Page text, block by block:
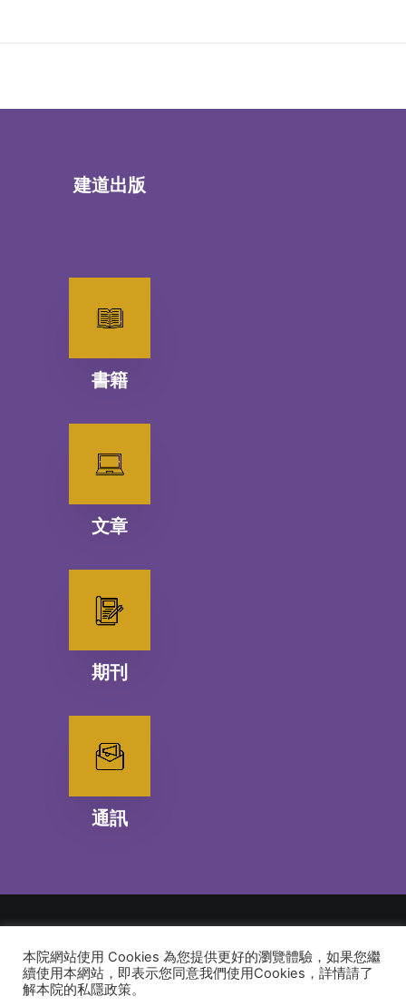
建道出版
書籍
文章
期刊
通訊
© 2026 建道神學院Alliance Bible Seminary. All rights reserved
本院網站使用 Cookies 為您提供更好的瀏覽體驗，如果您繼
續使用本網站，即表示您同意我們使用Cookies，詳情請了
解本院的私隱政策。